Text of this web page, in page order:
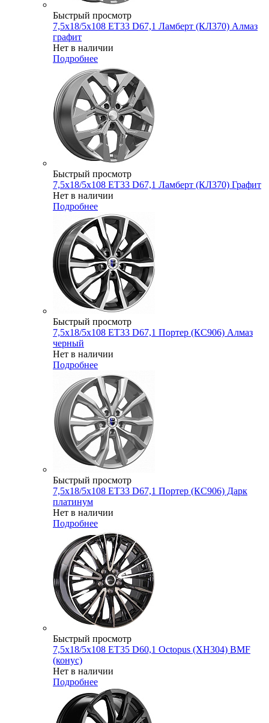
Быстрый просмотр
7,5x18/5x108 ET33 D67,1 Ламберт (КЛ370) Алмаз
графит
Нет в наличии
Подробнее
Быстрый просмотр
7,5x18/5x108 ET33 D67,1 Ламберт (КЛ370) Графит
Нет в наличии
Подробнее
Быстрый просмотр
7,5x18/5x108 ET33 D67,1 Портер (КС906) Алмаз
черный
Нет в наличии
Подробнее
Быстрый просмотр
7,5x18/5x108 ET33 D67,1 Портер (КС906) Дарк
платинум
Нет в наличии
Подробнее
Быстрый просмотр
7,5x18/5x108 ET35 D60,1 Octopus (XH304) BMF
(конус)
Нет в наличии
Подробнее